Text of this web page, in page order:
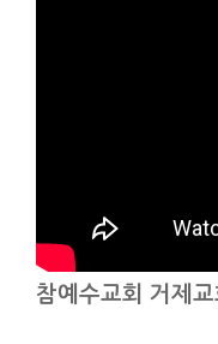
참예수교회 거제